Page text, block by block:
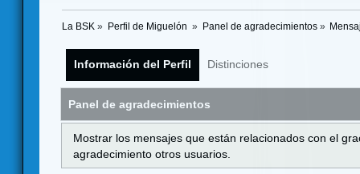
La BSK » Perfil de Miguelón » Panel de agradecimientos»
Información del Perfil Distinciones
Panel de agradecimientos
Mostrar los mensajes que están relacionados con el
agradecimiento otros usuarios.